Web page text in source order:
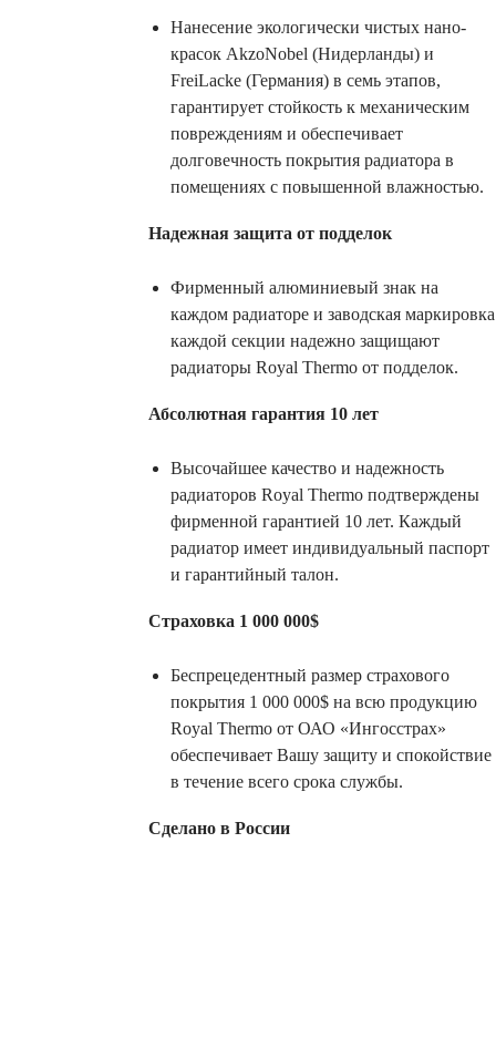
Нанесение экологически чистых нано-
красок AkzoNobel (Нидерланды) и
FreiLacke (Германия) в семь этапов,
гарантирует стойкость к механическим
повреждениям и обеспечивает
долговечность покрытия радиатора в
помещениях с повышенной влажностью.
Надежная защита от подделок
Фирменный алюминиевый знак на
каждом радиаторе и заводская маркировка
каждой секции надежно защищают
радиаторы Royal Thermo от подделок.
Абсолютная гарантия 10 лет
Высочайшее качество и надежность
радиаторов Royal Thermo подтверждены
фирменной гарантией 10 лет. Каждый
радиатор имеет индивидуальный паспорт
и гарантийный талон.
Страховка 1 000 000$
Беспрецедентный размер страхового
покрытия 1 000 000$ на всю продукцию
Royal Thermo от ОАО «Ингосстрах»
обеспечивает Вашу защиту и спокойствие
в течение всего срока службы.
Сделано в России